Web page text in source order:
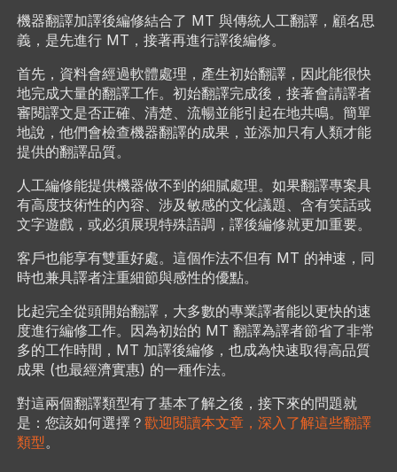
機器翻譯加譯後編修結合了 MT 與傳統人工翻譯，顧名思
義，是先進行 MT，接著再進行譯後編修。
首先，資料會經過軟體處理，產生初始翻譯，因此能很快
地完成大量的翻譯工作。初始翻譯完成後，接著會請譯者
審閱譯文是否正確、清楚、流暢並能引起在地共鳴。簡單
地說，他們會檢查機器翻譯的成果，並添加只有人類才能
提供的翻譯品質。
人工編修能提供機器做不到的細膩處理。如果翻譯專案具
有高度技術性的內容、涉及敏感的文化議題、含有笑話或
文字遊戲，或必須展現特殊語調，譯後編修就更加重要。
客戶也能享有雙重好處。這個作法不但有 MT 的神速，同
時也兼具譯者注重細節與感性的優點。
比起完全從頭開始翻譯，大多數的專業譯者能以更快的速
度進行編修工作。因為初始的 MT 翻譯為譯者節省了非常
多的工作時間，MT 加譯後編修，也成為快速取得高品質
成果 (也最經濟實惠) 的一種作法。
對這兩個翻譯類型有了基本了解之後，接下來的問題就
是：您該如何選擇？ 歡迎閱讀本文章，深入了解這些翻譯
類型。